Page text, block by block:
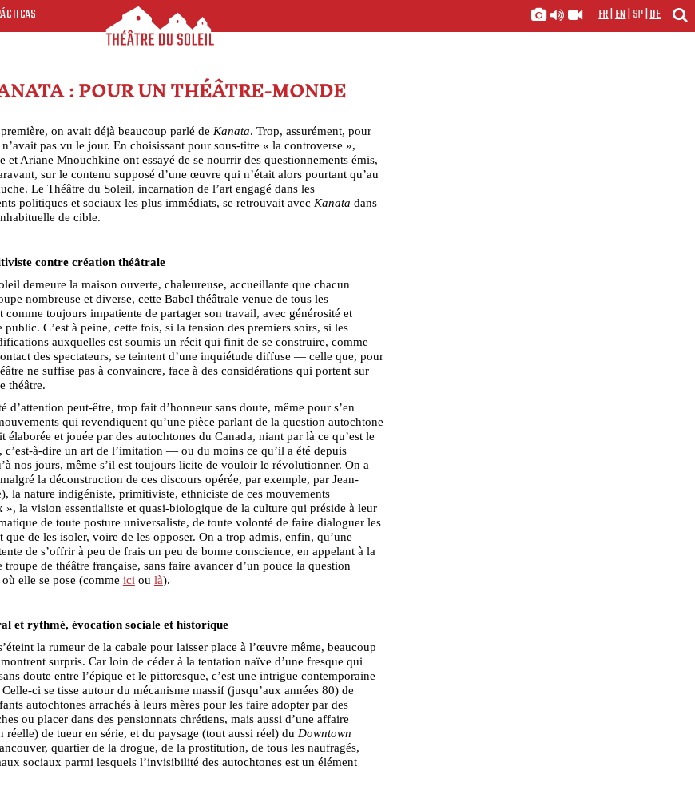
FR|EN|SP|DE
: POUR UN THÉÂTRE-MONDE
on avait déjà beaucoup parlé de Kanata. Trop, assurément, pour
pas vu le jour. En choisissant pour sous-titre « la controverse »,
et Ariane Mnouchkine ont essayé de se nourrir des questionnements émis,
sur le contenu supposé d’une œuvre qui n’était alors pourtant qu’au
Le Théâtre du Soleil, incarnation de l’art engagé dans les
politiques et sociaux les plus immédiats, se retrouvait avec Kanata dans
de cible.
contre création théâtrale
demeure la maison ouverte, chaleureuse, accueillante que chacun
nombreuse et diverse, cette Babel théâtrale venue de tous les
comme toujours impatiente de partager son travail, avec générosité et
public. C’est à peine, cette fois, si la tension des premiers soirs, si les
auxquelles est soumis un récit qui finit de se construire, comme
des spectateurs, se teintent d’une inquiétude diffuse — celle que, pour
ne suffise pas à convaincre, face à des considérations qui portent sur
théâtre.
d’attention peut-être, trop fait d’honneur sans doute, même pour s’en
qui revendiquent qu’une pièce parlant de la question autochtone
élaborée et jouée par des autochtones du Canada, niant par là ce qu’est le
c’est-à-dire un art de l’imitation — ou du moins ce qu’il a été depuis
nos jours, même s’il est toujours licite de vouloir le révolutionner. On a
la déconstruction de ces discours opérée, par exemple, par Jean-
la nature indigéniste, primitiviste, ethniciste de ces mouvements
», la vision essentialiste et quasi-biologique de la culture qui préside à leur
de toute posture universaliste, de toute volonté de faire dialoguer les
que de les isoler, voire de les opposer. On a trop admis, enfin, qu’une
de s’offrir à peu de frais un peu de bonne conscience, en appelant à la
troupe de théâtre française, sans faire avancer d’un pouce la question
elle se pose (comme ici ou là).
et rythmé, évocation sociale et historique
la rumeur de la cabale pour laisser place à l’œuvre même, beaucoup
surpris. Car loin de céder à la tentation naïve d’une fresque qui
doute entre l’épique et le pittoresque, c’est une intrigue contemporaine
ci se tisse autour du mécanisme massif (jusqu’aux années 80) de
autochtones arrachés à leurs mères pour les faire adopter par des
ou placer dans des pensionnats chrétiens, mais aussi d’une affaire
réelle) de tueur en série, et du paysage (tout aussi réel) du Downtown
quartier de la drogue, de la prostitution, de tous les naufragés,
sociaux parmi lesquels l’invisibilité des autochtones est un élément